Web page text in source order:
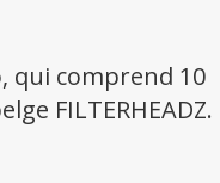
qui comprend 10
FILTERHEADZ.